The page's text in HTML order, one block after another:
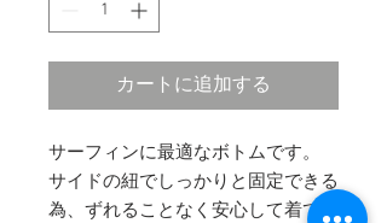
カートに追加する
サーフィンに最適なボトムです。
​サイドの紐でしっかりと固定できる
為、ずれることなく安心して着てい